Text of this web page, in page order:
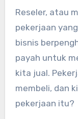
Reseler, atau
pekerjaan
bisnis
payah untuk
kita jual.
membeli, dan
pekerjaan itu?